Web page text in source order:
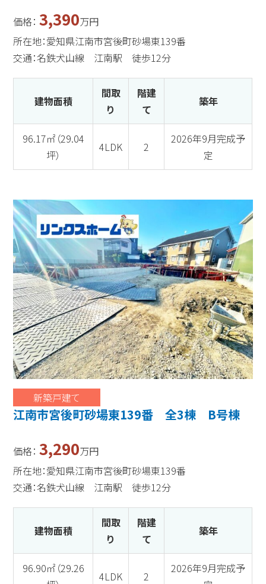
価格：3,390万円
所在地：愛知県江南市宮後町砂場東139番
交通：名鉄犬山線 江南駅 徒歩12分
建物面積
間取
り
階建
て
築年
96.17㎡（29.04
坪）
4LDK 2
2026年9月完成予
定
新築戸建て
江南市宮後町砂場東139番 全3棟 B号棟
価格：3,290万円
所在地：愛知県江南市宮後町砂場東139番
交通：名鉄犬山線 江南駅 徒歩12分
建物面積
間取
り
階建
て
築年
96.90㎡（29.26
4LDK 2
2026年9月完成予